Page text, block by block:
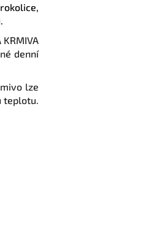
KRMIVA
denní
lze
teplotu.